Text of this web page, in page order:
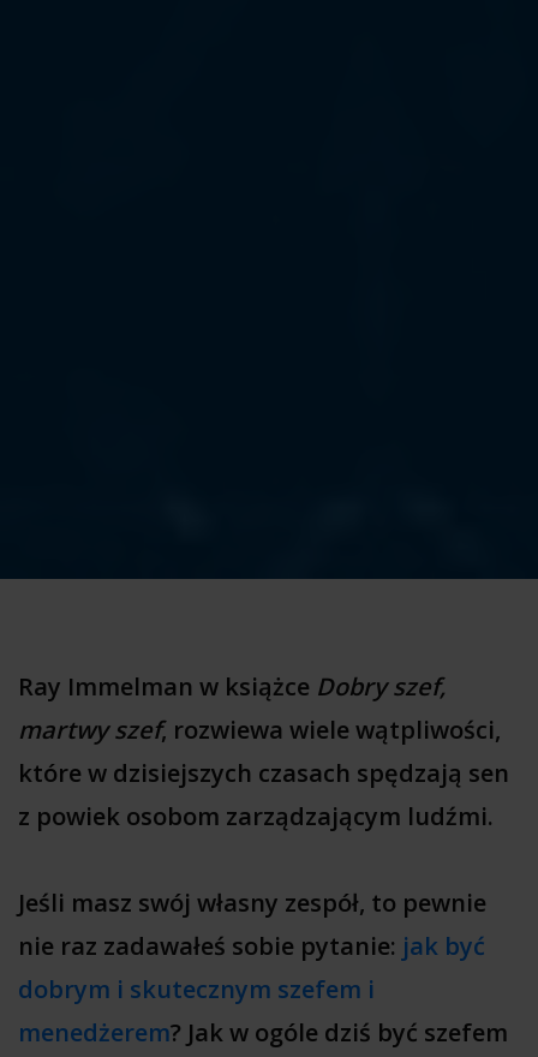
Ray Immelman w książce Dobry szef,
martwy szef, rozwiewa wiele wątpliwości,
które w dzisiejszych czasach spędzają sen
z powiek osobom zarządzającym ludźmi.
Jeśli masz swój własny zespół, to pewnie
nie raz zadawałeś sobie pytanie: jak być
dobrym i skutecznym szefem i
menedżerem? Jak w ogóle dziś być szefem